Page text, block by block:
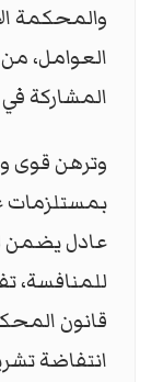
والمحكمة
العوامل،
المشاركة في
وترهن قوى
بمستلزمات
عادل
للمنافسة،
قانون
انتفاضة